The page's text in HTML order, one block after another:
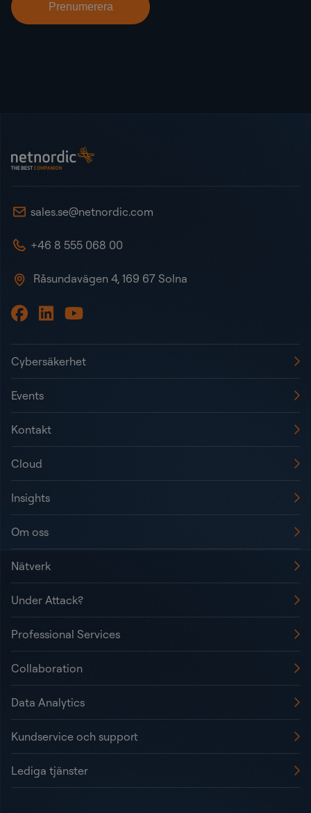
NetNordic Sweden
sales.se@netnordic.com
+46 8 555 068 00
Råsundavägen 4, 169 67 Solna
Cybersäkerhet
Events
Kontakt
Cloud
Insights
Om oss
Nätverk
Under Attack?
Professional Services
Collaboration
Data Analytics
Kundservice och support
Lediga tjänster